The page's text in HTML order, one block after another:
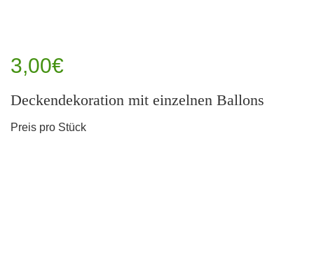
3,00€
Deckendekoration mit einzelnen Ballons
Preis pro Stück